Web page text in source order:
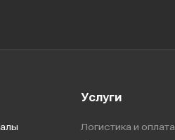
Услуги
Логистика и оплата